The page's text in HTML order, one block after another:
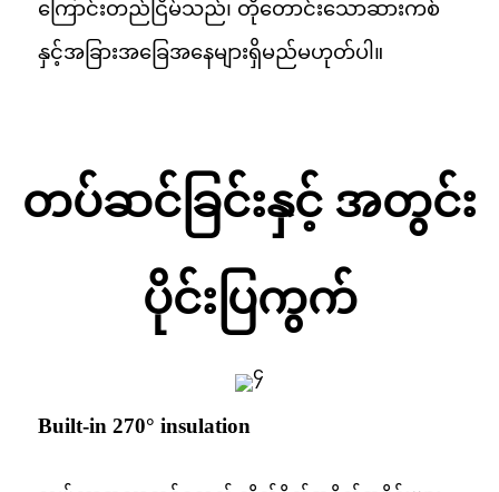
ကြောင်းတည်ငြိမ်သည်၊ တိုတောင်းသောဆားကစ်
နှင့်အခြားအခြေအနေများရှိမည်မဟုတ်ပါ။
တပ်ဆင်ခြင်းနှင့် အတွင်း
ပိုင်းပြကွက်
Built-in 270° insulation